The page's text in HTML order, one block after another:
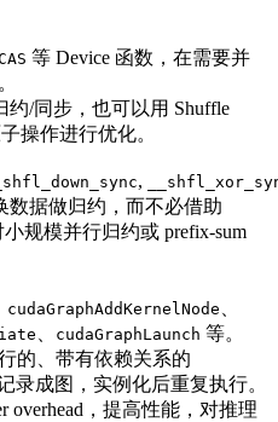
等 Device 函数，在需要并
约/同步，也可以用 Shuffle
操作进行优化。
,
数据做归约，而不必借助
小规模并行归约或 prefix-sum
cudaGraphAddKernelNode
cudaGraphLaunch 等。
的、带有依赖关系的
录成图，实例化后重复执行。
overhead，提高性能，对推理